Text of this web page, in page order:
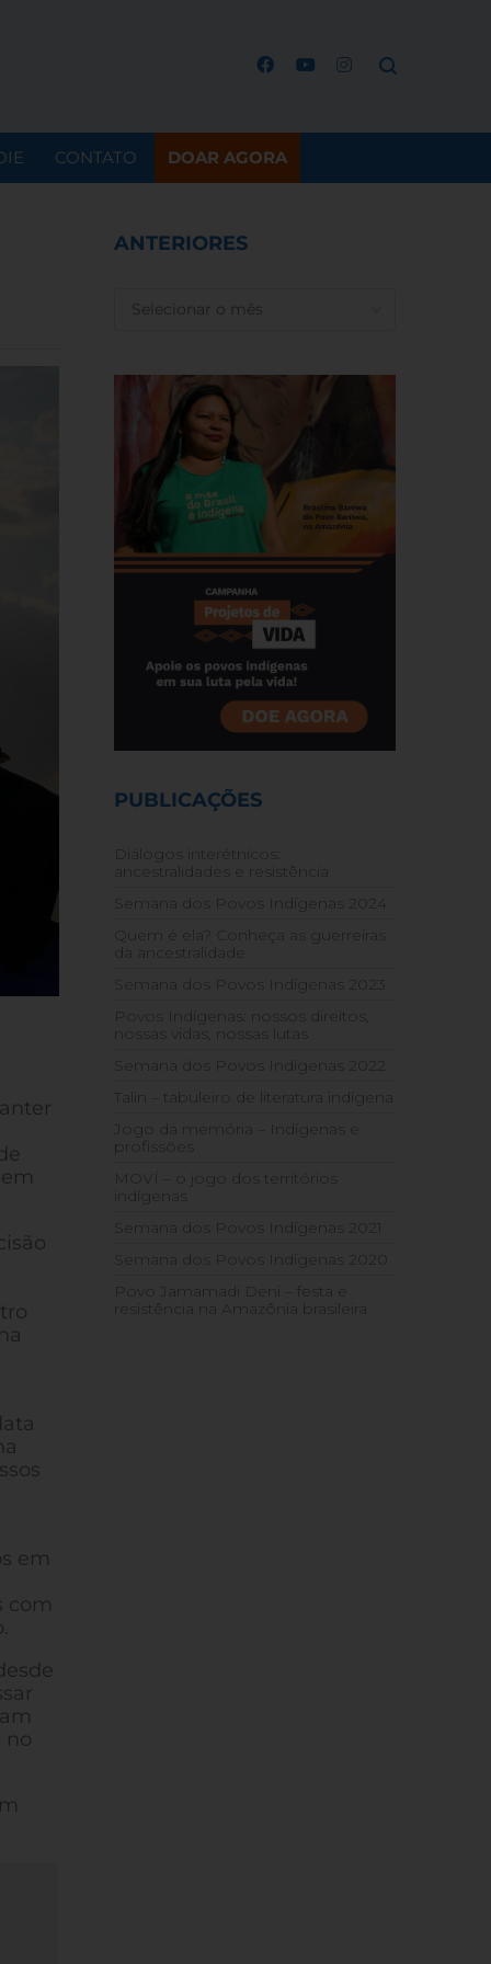
CONTATO DOAR AGORA
em
com
no
ANTERIORES
PUBLICAÇÕES
Diálogos interétnicos:
ancestralidades e resistência
Semana dos Povos Indígenas 2024
Quem é ela? Conheça as guerreiras
da ancestralidade
Semana dos Povos Indígenas 2023
Povos Indígenas: nossos direitos,
nossas vidas, nossas lutas
Semana dos Povos Indígenas 2022
Talin – tabuleiro de literatura indígena
Jogo da memória – Indígenas e
profissões
MOVÍ – o jogo dos territórios
indígenas
Semana dos Povos Indígenas 2021
Semana dos Povos Indígenas 2020
Povo Jamamadi Deni – festa e
resistência na Amazônia brasileira